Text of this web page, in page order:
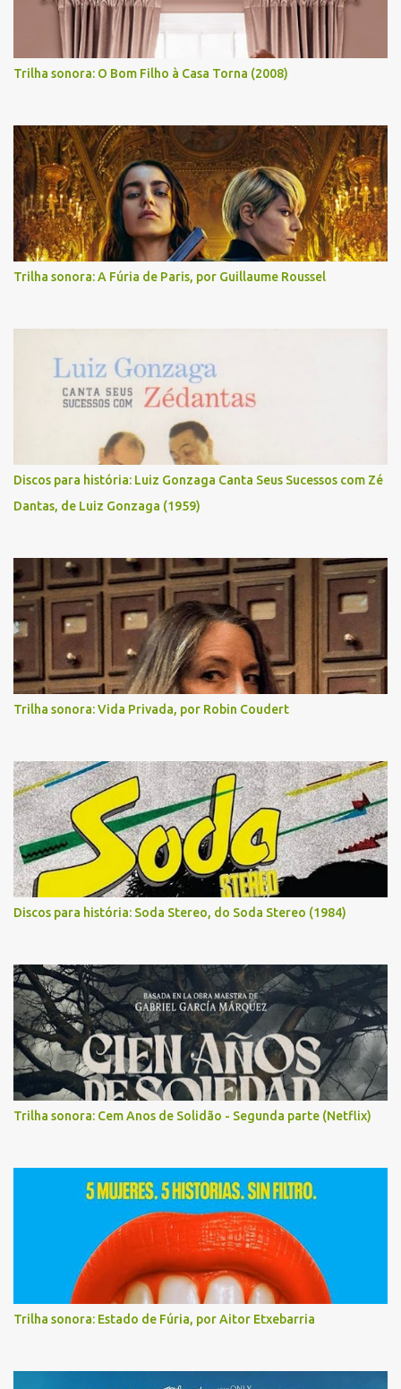
Trilha sonora: O Bom Filho à Casa Torna (2008)
Trilha sonora: A Fúria de Paris, por Guillaume Roussel
Discos para história: Luiz Gonzaga Canta Seus Sucessos com Zé
Dantas, de Luiz Gonzaga (1959)
Trilha sonora: Vida Privada, por Robin Coudert
Discos para história: Soda Stereo, do Soda Stereo (1984)
Trilha sonora: Cem Anos de Solidão - Segunda parte (Netflix)
Trilha sonora: Estado de Fúria, por Aitor Etxebarria